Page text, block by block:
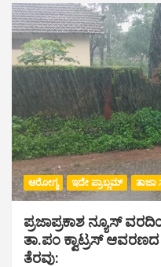
ಆರೋಗ್ಯ ಇದೇ ಪ್ರಾಬ್ಲಮ್ ತಾಜಾ
ಪ್ರಜಾಪ್ರಕಾಶ ನ್ಯೂಸ್
ತಾ.ಪಂ ಕ್ವಾಟ್ರಸ್
ತೆರವು: